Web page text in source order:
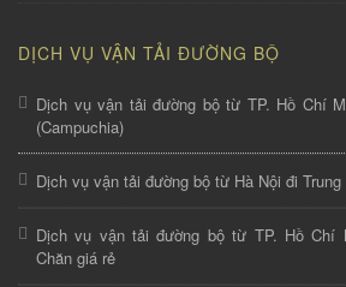
DỊCH VỤ VẬN TẢI ĐƯỜNG BỘ
Dịch vụ vận tải đường bộ từ TP. Hồ Chí
(Campuchia)
Dịch vụ vận tải đường bộ từ Hà Nội đi
Dịch vụ vận tải đường bộ từ TP. Hồ Chí
Chăn giá rẻ